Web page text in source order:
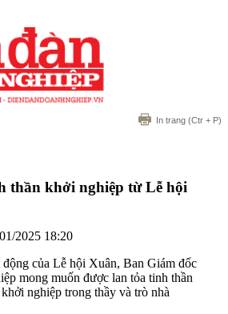
In trang (Ctr + P)
thần khởi nghiệp từ Lễ hội
2025 18:20
động của Lễ hội Xuân, Ban Giám đốc
mong muốn được lan tỏa tinh thần
nghiệp trong thầy và trò nhà